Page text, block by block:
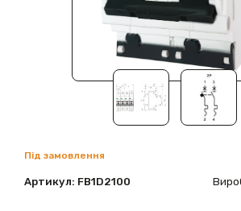
Під замовлення
Артикул: FB1D2100